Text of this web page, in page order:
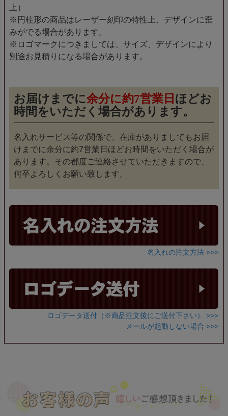
上）
※円柱形の商品はレーザー刻印の特性上、デザインに歪
みがでる場合があります。
※ロゴマークにつきましては、サイズ、デザインにより
別途お見積りになる場合があります。
お届けまでに余分に約7営業日 ほどお
時間をいただく場合があります。
名入れサービス等の関係で、在庫がありましてもお届
けまでに余分に約7営業日ほどお時間をいただく場合が
あります。その都度ご連絡させていただきますので、
何卒よろしくお願い致します。
名入れの注文方法 >>>
ロゴデータ送付（※商品注文後にご送付下さい） >>>
メールが起動しない場合 >>>